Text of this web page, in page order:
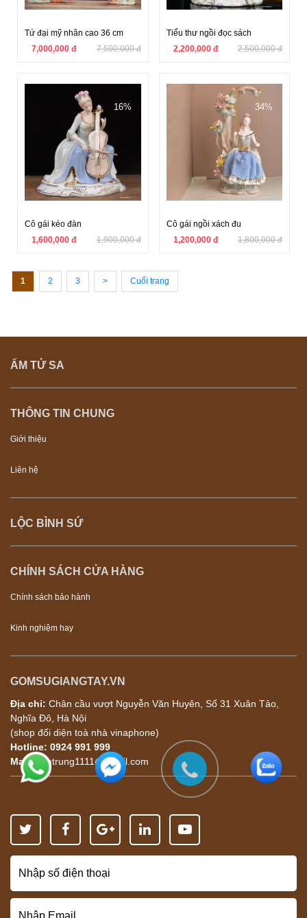
Tứ đại mỹ nhân cao 36 cm
7,000,000 đ
7,500,000 đ
Tiểu thư ngồi đọc sách
2,200,000 đ
2,500,000 đ
16%
Cô gái kéo đàn
1,600,000 đ
1,900,000 đ
34%
Cô gái ngồi xách đu
1,200,000 đ
1,800,000 đ
1 2 3 > Cuối trang
ẤM TỬ SA
THÔNG TIN CHUNG
Giới thiệu
Liên hệ
LỘC BÌNH SỨ
CHÍNH SÁCH CỬA HÀNG
Chính sách bảo hành
Kinh nghiệm hay
GOMSUGIANGTAY.VN
Địa chỉ: Chân cầu vượt Nguyễn Văn Huyên, Số 31 Xuân Tảo,
Nghĩa Đô, Hà Nội
(shop đối diện toà nhà vinaphone)
Hotline: 0924 991 999
Mail:tamtrung1111@gmail.com